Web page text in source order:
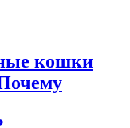
кошки